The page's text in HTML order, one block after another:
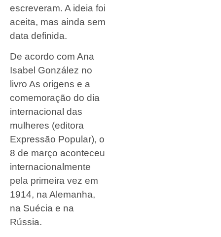
escreveram. A ideia foi
aceita, mas ainda sem
data definida.
De acordo com Ana
Isabel González no
livro As origens e a
comemoração do dia
internacional das
mulheres (editora
Expressão Popular), o
8 de março aconteceu
internacionalmente
pela primeira vez em
1914, na Alemanha,
na Suécia e na
Rússia.